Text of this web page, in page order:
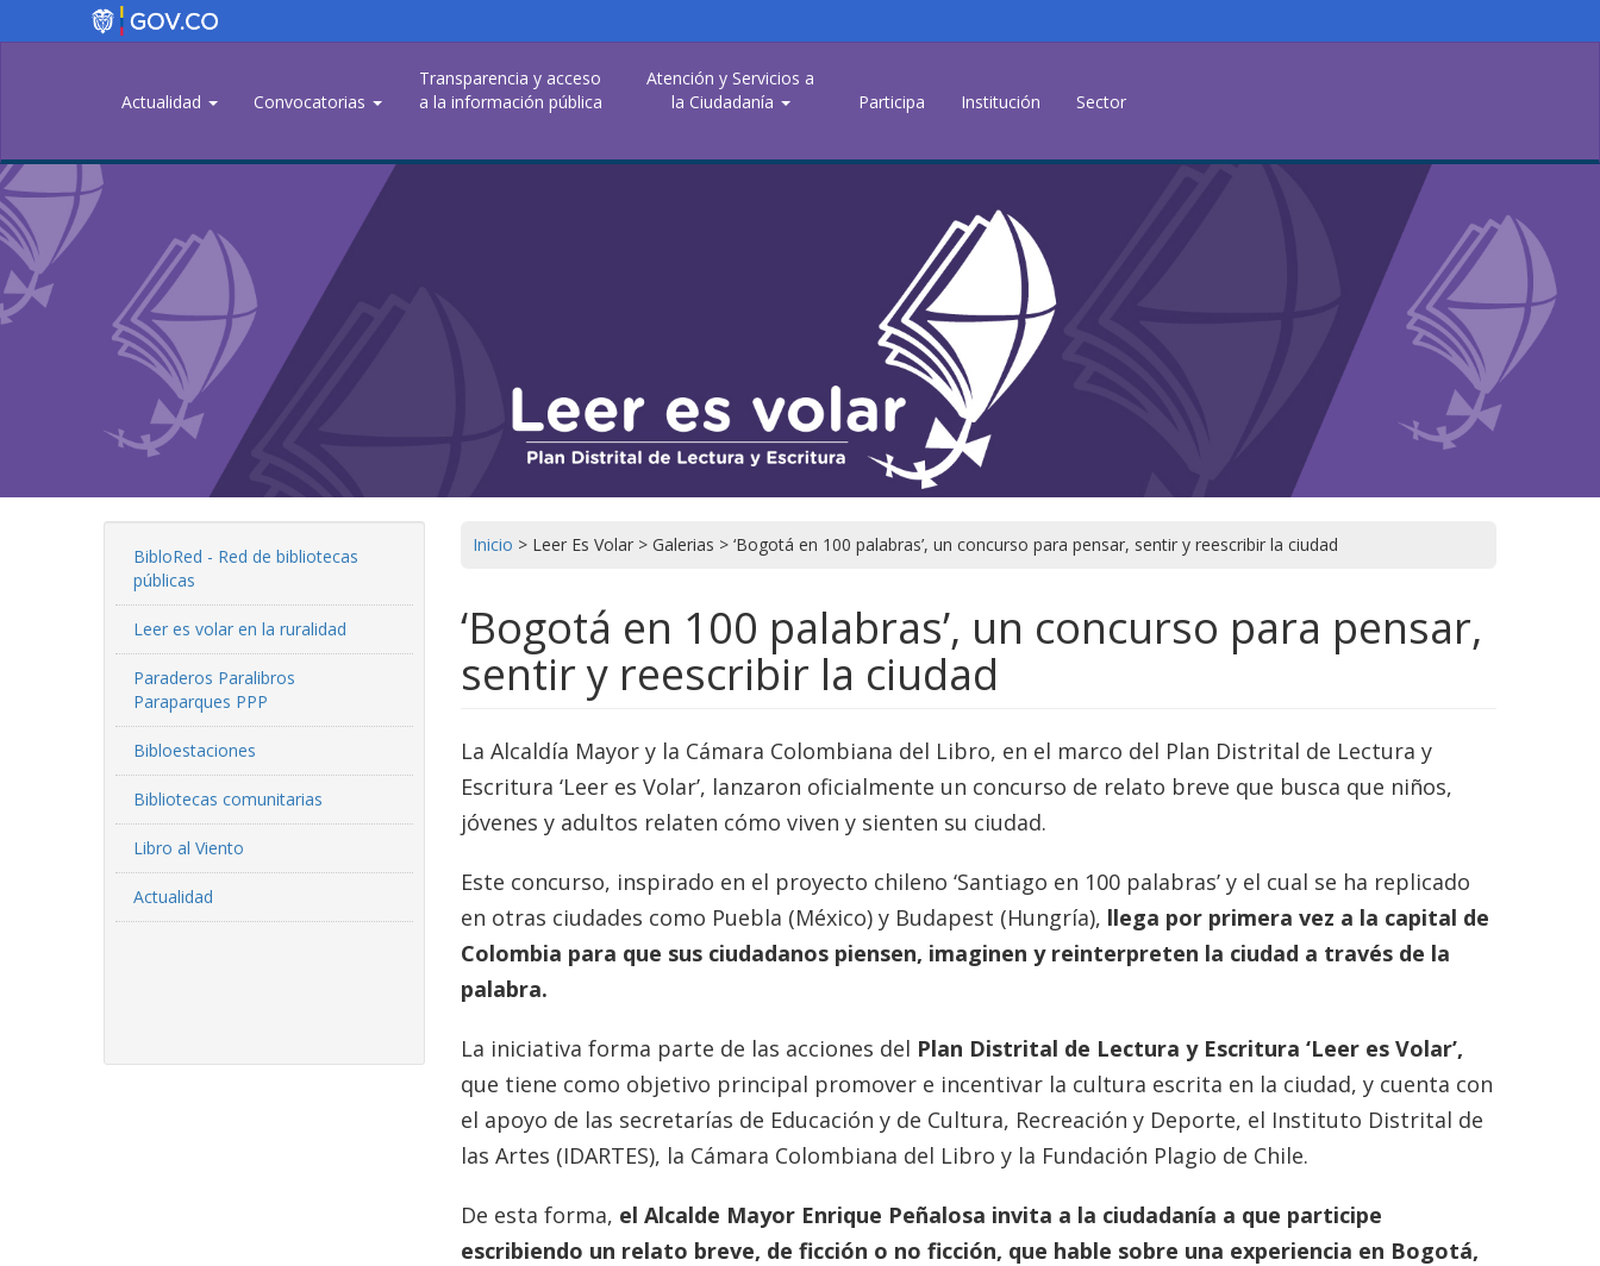
Actualidad
Convocatorias
Transparencia y acceso
a la información pública
Atención y Servicios a
la Ciudadanía
Participa Institución Sector
BibloRed - Red de bibliotecas
públicas
Leer es volar en la ruralidad
Paraderos Paralibros
Paraparques PPP
Bibloestaciones
Bibliotecas comunitarias
Libro al Viento
Actualidad
Inicio > Leer Es Volar > Galerias > ‘Bogotá en 100 palabras’, un concurso para pensar, sentir y reescribir la ciudad
‘Bogotá en 100 palabras’, un concurso para pensar,
sentir y reescribir la ciudad
La Alcaldía Mayor y la Cámara Colombiana del Libro, en el marco del Plan Distrital de Lectura y
Escritura ‘Leer es Volar’, lanzaron oficialmente un concurso de relato breve que busca que niños,
jóvenes y adultos relaten cómo viven y sienten su ciudad.
Este concurso, inspirado en el proyecto chileno ‘Santiago en 100 palabras’ y el cual se ha replicado
en otras ciudades como Puebla (México) y Budapest (Hungría), llega por primera vez a la capital de
Colombia para que sus ciudadanos piensen, imaginen y reinterpreten la ciudad a través de la
palabra.
La iniciativa forma parte de las acciones del Plan Distrital de Lectura y Escritura ‘Leer es Volar’,
que tiene como objetivo principal promover e incentivar la cultura escrita en la ciudad, y cuenta con
el apoyo de las secretarías de Educación y de Cultura, Recreación y Deporte, el Instituto Distrital de
las Artes (IDARTES), la Cámara Colombiana del Libro y la Fundación Plagio de Chile.
De esta forma, el Alcalde Mayor Enrique Peñalosa invita a la ciudadanía a que participe
escribiendo un relato breve, de ficción o no ficción, que hable sobre una experiencia en Bogotá,